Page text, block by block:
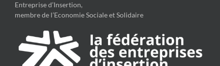
Entreprise d’Insertion,
membre de l’Economie Sociale et Solidaire